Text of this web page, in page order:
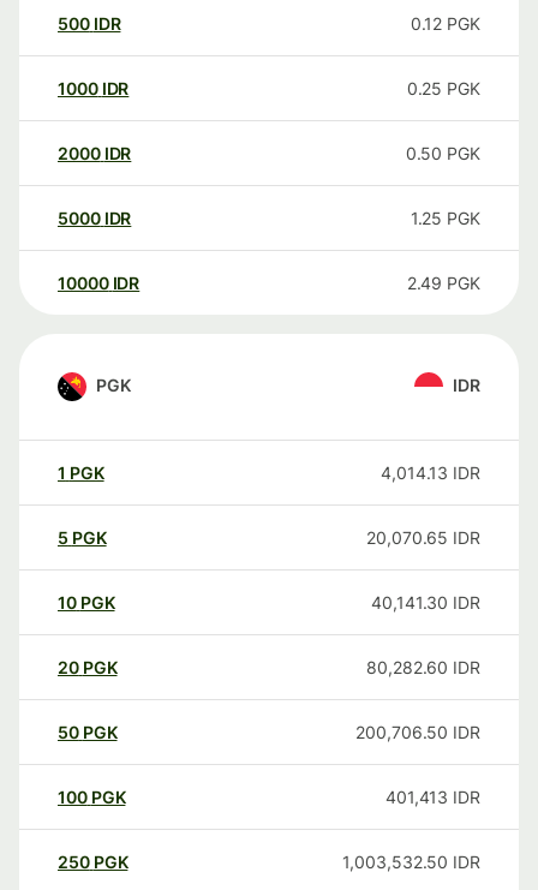
500 IDR 0.12 PGK
1000 IDR 0.25 PGK
2000 IDR 0.50 PGK
5000 IDR 1.25 PGK
10000 IDR 2.49 PGK
PGK IDR
1 PGK 4,014.13 IDR
5 PGK 20,070.65 IDR
10 PGK 40,141.30 IDR
20 PGK 80,282.60 IDR
50 PGK 200,706.50 IDR
100 PGK 401,413 IDR
250 PGK 1,003,532.50 IDR